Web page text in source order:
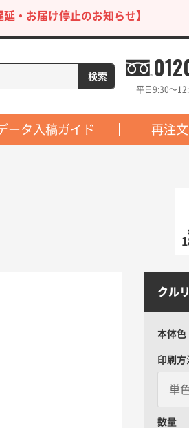
・お届け停止のお知らせ】
平日9:30〜
ータ入稿ガイド 再注
クル
本体色
印刷方
数量